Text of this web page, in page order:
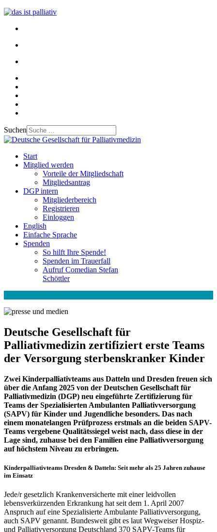
Suchen
Start
Mitglied werden
Vorteile der Mitgliedschaft
Mitgliedsantrag
DGP intern
Mitgliederbereich
Registrieren
Einloggen
English
Einfache Sprache
Spenden
So hilft Ihre Spende!
Spenden im Trauerfall
Aufruf Comedian Stefan
Schöttler
Deutsche Gesellschaft für
Palliativmedizin zertifiziert erste Teams
der Versorgung sterbenskranker Kinder
Zwei Kinderpalliativteams aus Datteln und Dresden freuen sich
über die Anfang 2025 von der Deutschen Gesellschaft für
Palliativmedizin (DGP) neu eingeführte Zertifizierung für
Teams der Spezialisierten Ambulanten Palliativversorgung
(SAPV) für Kinder und Jugendliche besonders. Das nach
einem monatelangen Prüfprozess erstmals an die beiden SAPV-
Teams vergebene Qualitätssiegel weist nach, dass diese in der
Lage sind, zuhause bei den Familien eine Palliativversorgung
auf höchstem Niveau zu erbringen.
Kinderpalliativteams Dresden & Datteln: Seit mehr als 25 Jahren zuhause
im Einsatz
Jede/r gesetzlich Krankenversicherte mit einer leidvollen
lebensverkürzenden Erkrankung hat seit dem 1. April 2007
Anspruch auf eine Spezialisierte Ambulante Palliativversorgung,
auch SAPV genannt. Bundesweit gibt es laut Wegweiser Hospiz-
und Palliativversorgung Deutschland 370 SAPV-Teams für